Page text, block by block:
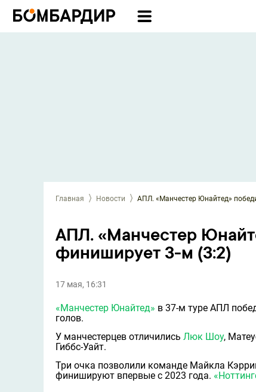
Главная Новости АПЛ. «Манчестер Юнайтед»
АПЛ. «Манчестер
финиширует 3-м (3:2)
17 мая, 16:31
«Манчестер Юнайтед» в 37-м туре АПЛ
голов.
У манчестерцев отличились Люк Шоу,
Гиббс-Уайт.
Три очка позволили команде Майкла
финишируют впервые с 2023 года.